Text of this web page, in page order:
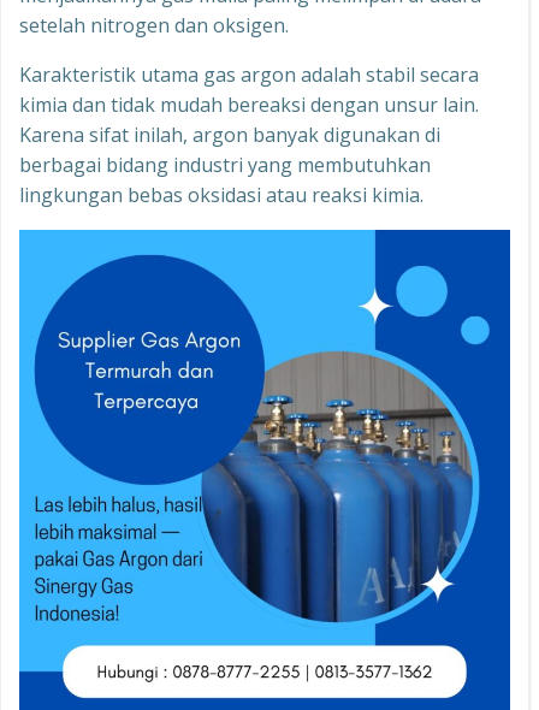
setelah nitrogen dan oksigen.
Karakteristik utama gas argon adalah stabil secara
kimia dan tidak mudah bereaksi dengan unsur lain.
Karena sifat inilah, argon banyak digunakan di
berbagai bidang industri yang membutuhkan
lingkungan bebas oksidasi atau reaksi kimia.